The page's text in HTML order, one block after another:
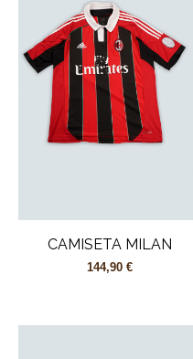
CAMISETA MILAN
144,90 €